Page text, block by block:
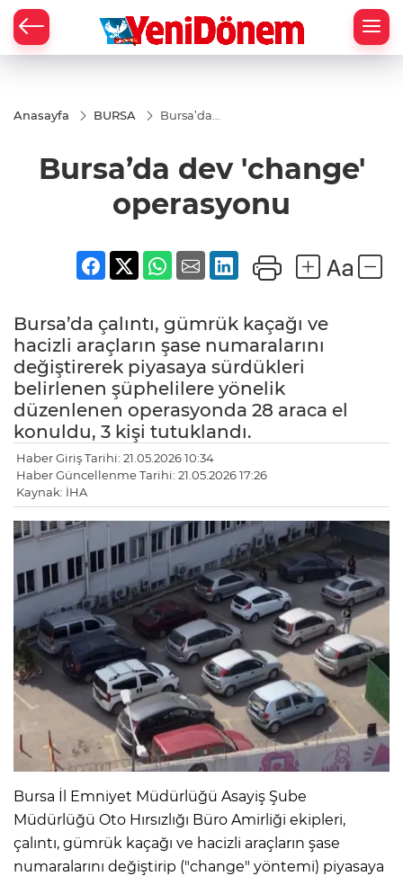
Anasayfa BURSA
Bursa’da
operasyonu
Bursa’da dev 'change'
operasyonu
Bursa’da çalıntı, gümrük kaçağı ve
hacizli araçların şase numaralarını
değiştirerek piyasaya sürdükleri
belirlenen şüphelilere yönelik
düzenlenen operasyonda 28 araca el
konuldu, 3 kişi tutuklandı.
Haber Giriş Tarihi: 21.05.2026 10:34
Haber Güncellenme Tarihi: 21.05.2026 17:26
Kaynak: İHA
Bursa İl Emniyet Müdürlüğü Asayiş Şube
Müdürlüğü Oto Hırsızlığı Büro Amirliği ekipleri,
çalıntı, gümrük kaçağı ve hacizli araçların şase
numaralarını değiştirip ("change" yöntemi) piyasaya